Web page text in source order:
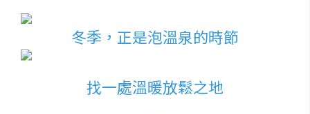
冬季，正是泡溫泉的時節
找一處溫暖放鬆之地